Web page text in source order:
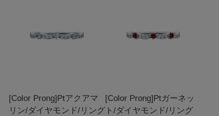
[Color Prong]Ptアクアマ
リン/ダイヤモンド/リング
[Color Prong]Ptガーネッ
ト/ダイヤモンド/リング